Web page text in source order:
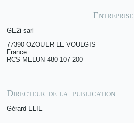
Entreprise
GE2i sarl
77390 OZOUER LE VOULGIS
France
RCS MELUN 480 107 200
Directeur de la publication
Gérard ELIE